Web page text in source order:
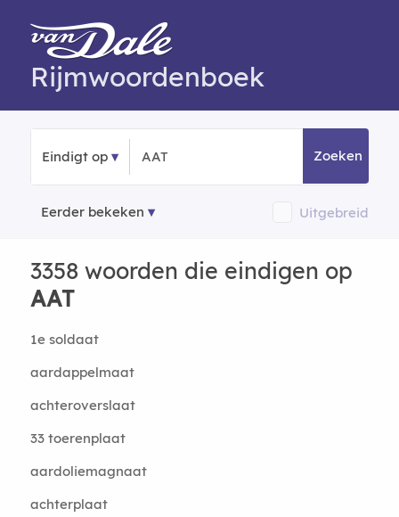
Rijmwoordenboek
Eindigt op Zoeken
Eerder bekeken Uitgebreid
3358 woorden die eindigen op
AAT
1e soldaat
aardappelmaat
achteroverslaat
33 toerenplaat
aardoliemagnaat
achterplaat